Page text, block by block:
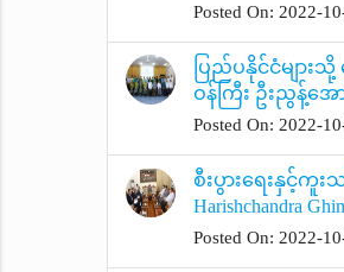
Posted On: 2022-
ပြည်ပနိုင်ငံမျာ
ဝန်ကြီး ဦးညွန့်အေ
Posted On: 2022-
စီးပွားရေးနှင့်ကူး
Harishchandra
Posted On: 2022-